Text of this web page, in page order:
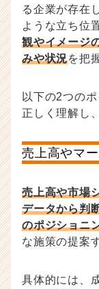
る企業が存在
ような立ち位
観やイメージ
みや状況を把
以下の2つの
正しく理解し
売上高やマ
売上高や市場
データから判
のポジショニ
な施策の提案
具体的には、